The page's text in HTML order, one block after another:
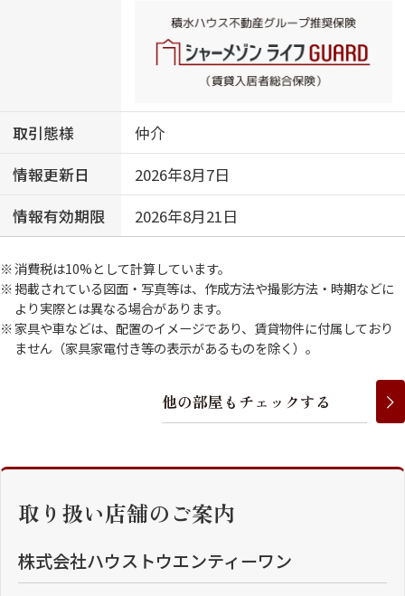
取引態様
仲介
情報更新日
2026年8月7日
情報有効期限
2026年8月21日
消費税は10%として計算しています。
掲載されている図面・写真等は、作成方法や撮影方法・時期などに
より実際とは異なる場合があります。
家具や車などは、配置のイメージであり、賃貸物件に付属しており
ません（家具家電付き等の表示があるものを除く）。
他の部屋 も チェ ッ クする
取り扱い店舗のご案内
株式会社ハウストウエンティーワン